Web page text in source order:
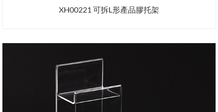
XH00221 可拆L形產品膠托架